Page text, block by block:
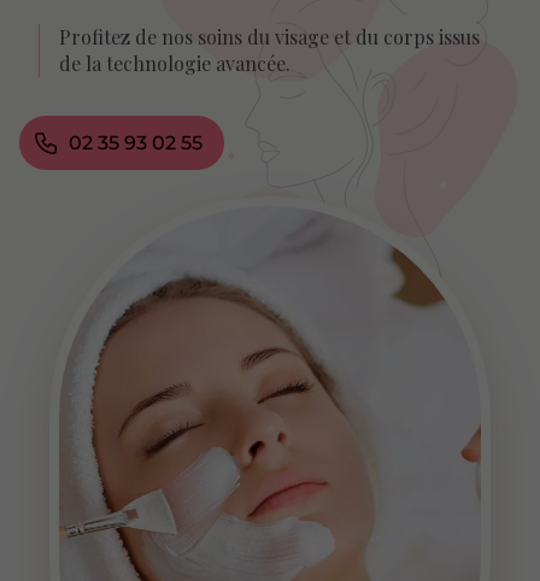
Profitez de nos soins du visage et du corps issus
de la technologie avancée.
02 35 93 02 55